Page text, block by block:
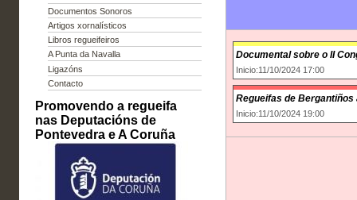
Documentos Sonoros
Artigos xornalísticos
Libros regueifeiros
A Punta da Navalla
Ligazóns
Contacto
Promovendo a regueifa
nas Deputacións de
Pontevedra e A Coruña
Documental sobre o II
Inicio:11/10/2024 17:00
Regueifas de Bergantiños
Inicio:11/10/2024 19:00